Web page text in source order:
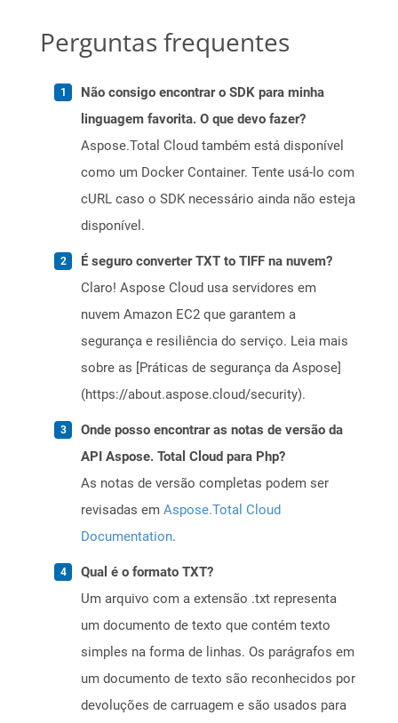
Perguntas frequentes
Não consigo encontrar o SDK para minha
linguagem favorita. O que devo fazer?
Aspose.Total Cloud também está disponível
como um Docker Container. Tente usá-lo com
cURL caso o SDK necessário ainda não esteja
disponível.
É seguro converter TXT to TIFF na nuvem?
Claro! Aspose Cloud usa servidores em
nuvem Amazon EC2 que garantem a
segurança e resiliência do serviço. Leia mais
sobre as [Práticas de segurança da Aspose]
(https://about.aspose.cloud/security).
Onde posso encontrar as notas de versão da
API Aspose. Total Cloud para Php?
As notas de versão completas podem ser
revisadas em Aspose.Total Cloud
Documentation.
Qual é o formato TXT?
Um arquivo com a extensão .txt representa
um documento de texto que contém texto
simples na forma de linhas. Os parágrafos em
um documento de texto são reconhecidos por
devoluções de carruagem e são usados ​​para